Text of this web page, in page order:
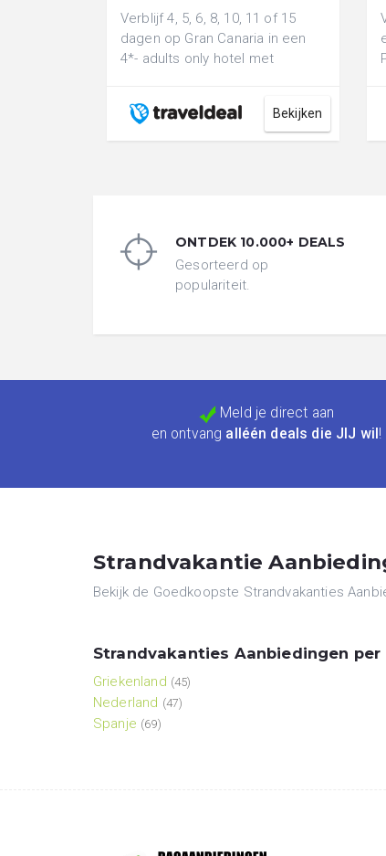
Verblijf 4, 5, 6, 8, 10, 11 of 15
dagen op Gran Canaria in een
4*- adults only hotel met
Bekijken
ONTDEK 10.000+ DEALS
Gesorteerd op
populariteit.
Meld je direct aan
en ontvang alléén deals die JIJ wil !
Strandvakantie
Bekijk de Goedkoopste Strandvakanties
Strandvakanties Aanbiedingen per
Griekenland (45)
Nederland (47)
Spanje (69)